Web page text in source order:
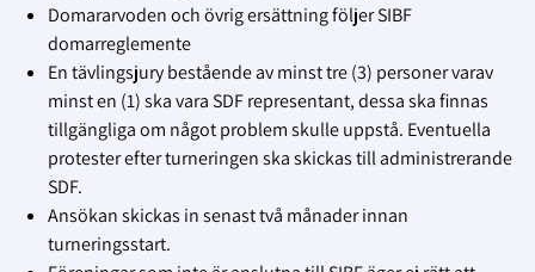
Domararvoden och övrig ersättning följer SIBF
domarreglemente
En tävlingsjury bestående av minst tre (3) personer varav
minst en (1) ska vara SDF representant, dessa ska finnas
tillgängliga om något problem skulle uppstå. Eventuella
protester efter turneringen ska skickas till administrerande
SDF.
Ansökan skickas in senast två månader innan
turneringsstart.